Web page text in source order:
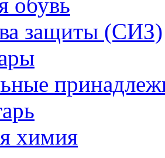
защиты (СИЗ)
химия